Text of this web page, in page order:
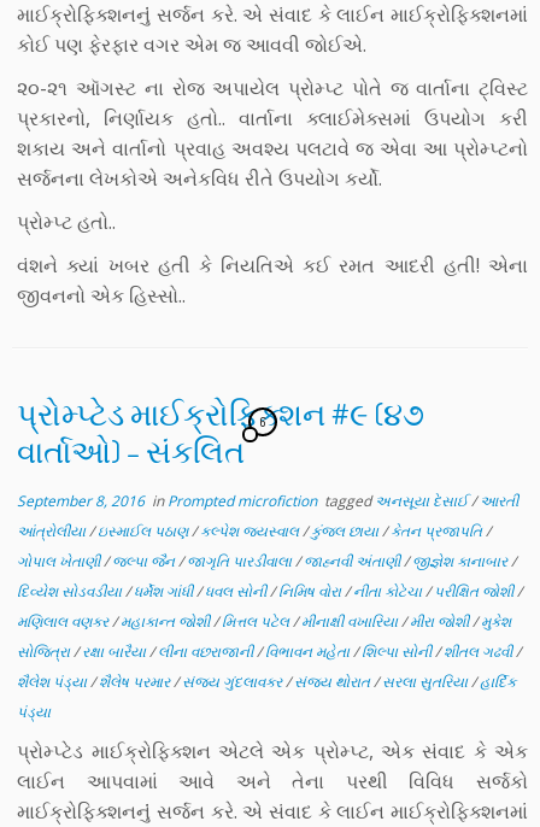
માઈક્રોફિક્શનનુંં સર્જન કરે. એ સંવાદ કે લાઈન માઈક્રોફિક્શનમાં
કોઈ પણ ફેરફાર વગર એમ જ આવવી જોઈએ.
૨૦-૨૧ ઑગસ્ટ ના રોજ અપાયેલ પ્રોમ્પ્ટ પોતે જ વાર્તાના ટ્વિસ્ટ
પ્રકારનો, નિર્ણાયક હતો.. વાર્તાના ક્લાઈમેક્સમાં ઉપયોગ કરી
શકાય અને વાર્તાનો પ્રવાહ અવશ્ય પલટાવે જ એવા આ પ્રોમ્પ્ટનો
સર્જનના લેખકોએ અનેકવિધ રીતે ઉપયોગ કર્યો.
પ્રોમ્પ્ટ હતો..
વંશને ક્યાં ખબર હતી કે નિયતિએ કઈ રમત આદરી હતી! એના
જીવનનો એક હિસ્સો..
પ્રોમ્પ્ટેડ માઈક્રોફિક્શન #૯ (૪૭
વાર્તાઓ) – સંકલિત
6
September 8, 2016inPrompted microfiction taggedઅનસૂયા દેસાઈ/આરતી
આંત્રોલીયા/ઇસ્માઈલ પઠાણ/કલ્પેશ જયસ્વાલ/કુંજલ છાયા/કેતન પ્રજાપતિ/
ગોપાલ ખેતાણી/જલ્પા જૈન/જાગૃતિ પારડીવાલા/જાહ્નવી અંતાણી/જીજ્ઞેશ કાનાબાર/
દિવ્યેશ સોડવડીયા/ધર્મેશ ગાંધી/ધવલ સોની/નિમિષ વોરા/નીતા કોટેચા/પરીક્ષિત જોશી/
મણિલાલ વણકર/મહાકાન્ત જોશી/મિત્તલ પટેલ/મીનાક્ષી વખારિયા/મીરા જોશી/મુકેશ
સોજિત્રા/રક્ષા બારૈયા/લીના વછરાજાની/વિભાવન મહેતા/શિલ્પા સોની/શીતલ ગઢવી/
શૈલેશ પંડ્યા/શૈલેષ પરમાર/સંજય ગુંદલાવકર/સંજય થોરાત/સરલા સુતરિયા/હાર્દિક
પંડ્યા
પ્રોમ્પ્ટેડ માઈક્રોફિક્શન એટલે એક પ્રોમ્પ્ટ, એક સંવાદ કે એક
લાઈન આપવામાં આવે અને તેના પરથી વિવિધ સર્જકો
માઈક્રોફિક્શનનુંં સર્જન કરે. એ સંવાદ કે લાઈન માઈક્રોફિક્શનમાં